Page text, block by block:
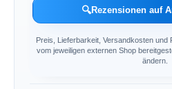
🔍Rezensionen auf
Preis, Lieferbarkeit, Versandkosten und
vom jeweiligen externen Shop
ändern.